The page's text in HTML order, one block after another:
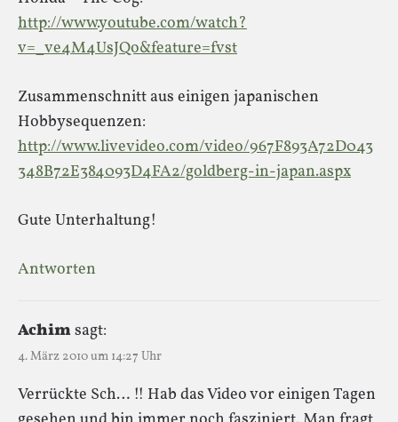
http://www.youtube.com/watch?
v=_ve4M4UsJQo&feature=fvst
Zusammenschnitt aus einigen japanischen
Hobbysequenzen:
http://www.livevideo.com/video/967F893A72D043
348B72E384093D4FA2/goldberg-in-japan.aspx
Gute Unterhaltung!
Antworten
Achimsagt:
4. März 2010 um 14:27 Uhr
Verrückte Sch… !! Hab das Video vor einigen Tagen